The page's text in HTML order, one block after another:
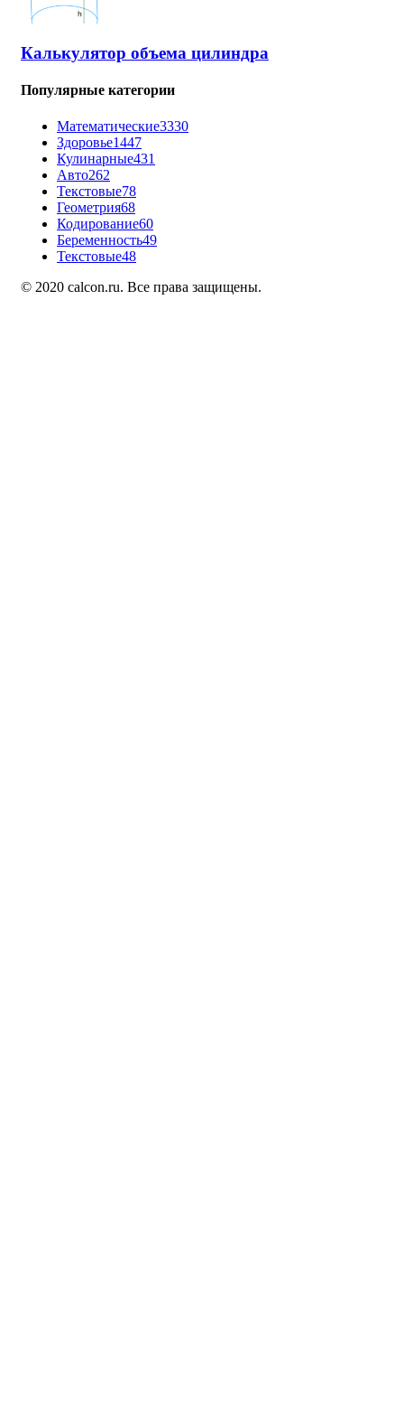
Калькулятор объема цилиндра
Популярные категории
Математические3330
Здоровье1447
Кулинарные431
Авто262
Текстовые78
Геометрия68
Кодирование60
Беременность49
Текстовые48
© 2020 calcon.ru. Все права защищены.